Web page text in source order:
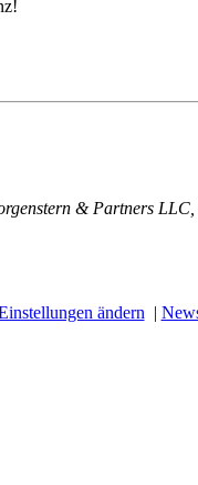
& Partners LLC,
ändern |